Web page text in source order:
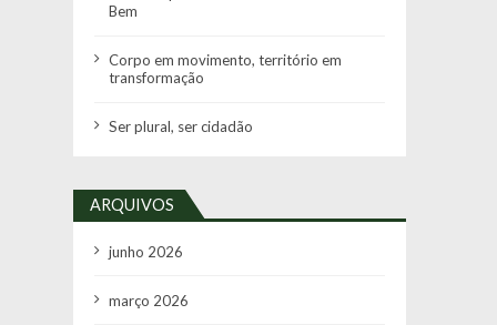
Bem
Corpo em movimento, território em
transformação
Ser plural, ser cidadão
ARQUIVOS
junho 2026
março 2026